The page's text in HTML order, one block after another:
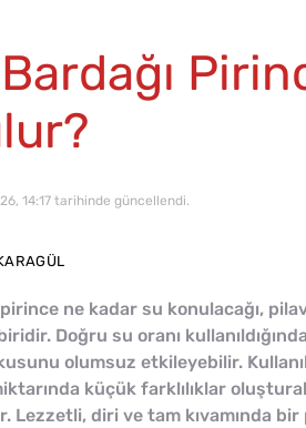
14:17 tarihinde güncellendi.
ne kadar su konulacağı,
Doğru su oranı
olumsuz etkileyebilir.
küçük farklılıklar
Lezzetli, diri ve tam kıvamında